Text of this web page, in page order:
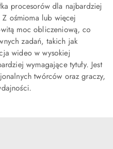
procesorów dla najbardziej
ośmioma lub więcej
moc obliczeniową, co
zadań, takich jak
wideo w wysokiej
wymagające tytuły. Jest
twórców oraz graczy,